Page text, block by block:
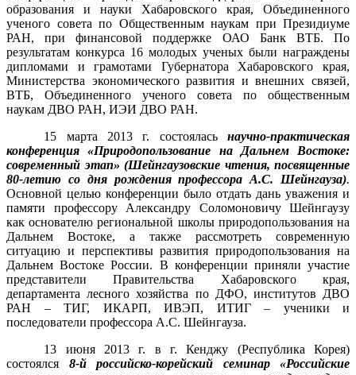
образования и науки Хабаровского края, Объединенного
ученого совета по Общественным наукам при Президиуме
РАН, при финансовой поддержке ОАО Банк ВТБ. По
результатам конкурса 16 молодых ученых были награждены
дипломами и грамотами Губернатора Хабаровского края,
Министерства экономического развития и внешних связей,
ВТБ, Объединенного ученого совета по общественным
наукам ДВО РАН, ИЭИ ДВО РАН.
15 марта 2013 г. состоялась научно-практическая
конференция «Природопользование на Дальнем Востоке:
современный этап» (Шейнгаузовские чтения, посвященные
80-летию со дня рождения профессора А.С. Шейнгауза).
Основной целью конференции было отдать дань уважения и
памяти профессору Александру Соломоновичу Шейнгаузу
как основателю региональной школы природопользования на
Дальнем Востоке, а также рассмотреть современную
ситуацию и перспективы развития природопользования на
Дальнем Востоке России. В конференции приняли участие
представители Правительства Хабаровского края,
департамента лесного хозяйства по ДФО, институтов ДВО
РАН – ТИГ, ИКАРП, ИВЭП, ИТИГ – ученики и
последователи профессора А.С. Шейнгауза.
13 июня 2013 г. в г. Кенджу (Республика Корея)
состоялся 8-й российско-корейский семинар «Российские